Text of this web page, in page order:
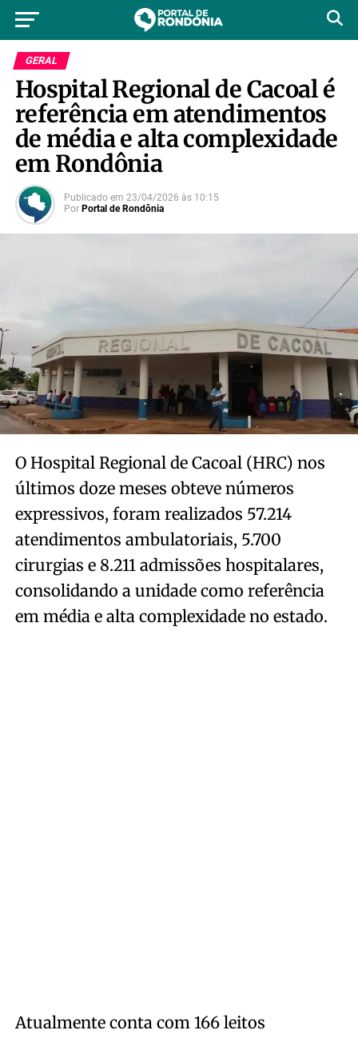
GERAL
Hospital Regional de Cacoal é
referência em atendimentos
de média e alta complexidade
em Rondônia
Publicado em 23/04/2026 às 10:15
Por Portal de Rondônia
O Hospital Regional de Cacoal (HRC) nos
últimos doze meses obteve números
expressivos, foram realizados 57.214
atendimentos ambulatoriais, 5.700
cirurgias e 8.211 admissões hospitalares,
consolidando a unidade como referência
em média e alta complexidade no estado.
Atualmente conta com 166 leitos